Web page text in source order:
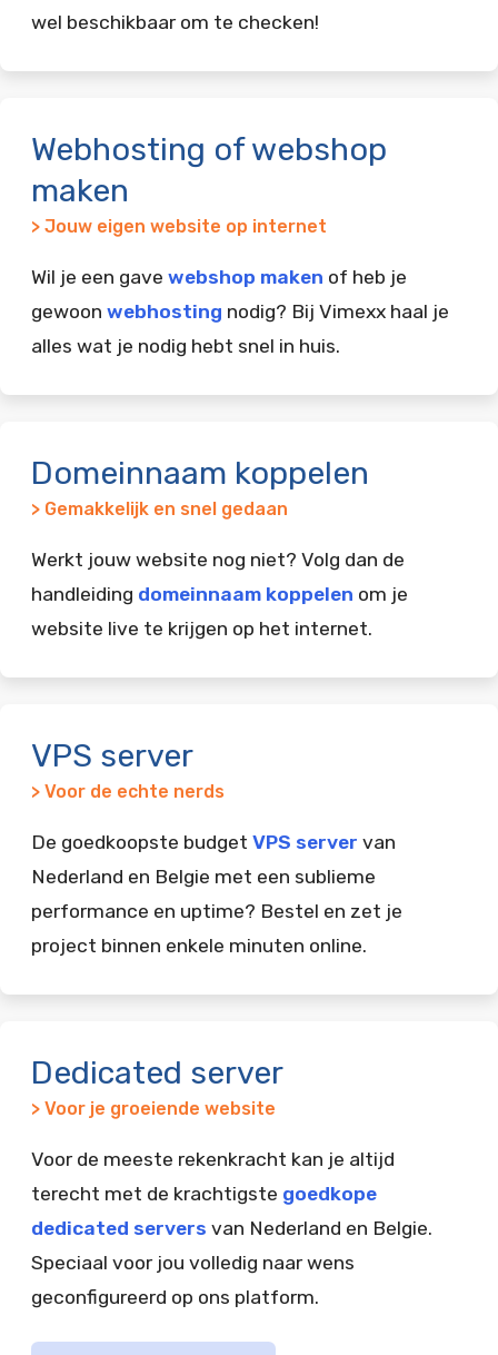
wel beschikbaar om te checken!
Webhosting of webshop
maken
> Jouw eigen website op internet
Wil je een gave webshop maken of heb je
gewoon webhosting nodig? Bij Vimexx haal je
alles wat je nodig hebt snel in huis.
Domeinnaam koppelen
> Gemakkelijk en snel gedaan
Werkt jouw website nog niet? Volg dan de
handleiding domeinnaam koppelen om je
website live te krijgen op het internet.
VPS server
> Voor de echte nerds
De goedkoopste budget VPS server van
Nederland en Belgie met een sublieme
performance en uptime? Bestel en zet je
project binnen enkele minuten online.
Dedicated server
> Voor je groeiende website
Voor de meeste rekenkracht kan je altijd
terecht met de krachtigste goedkope
dedicated servers van Nederland en Belgie.
Speciaal voor jou volledig naar wens
geconfigureerd op ons platform.